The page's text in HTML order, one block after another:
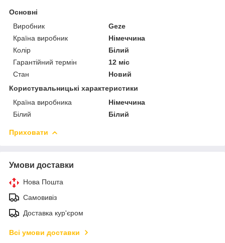
Основні
Виробник
Geze
Країна виробник
Німеччина
Колір
Білий
Гарантійний термін
12 міс
Стан
Новий
Користувальницькі характеристики
Країна виробника
Німеччина
Білий
Білий
Приховати
Умови доставки
Нова Пошта
Самовивіз
Доставка кур'єром
Всі умови доставки